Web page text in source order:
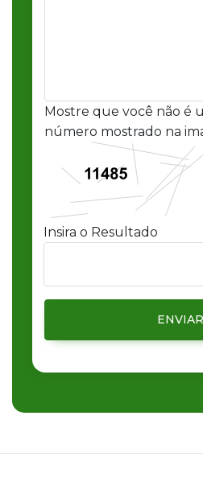
Mostre que você não é
número mostrado na
Insira o Resultado
ENVIAR